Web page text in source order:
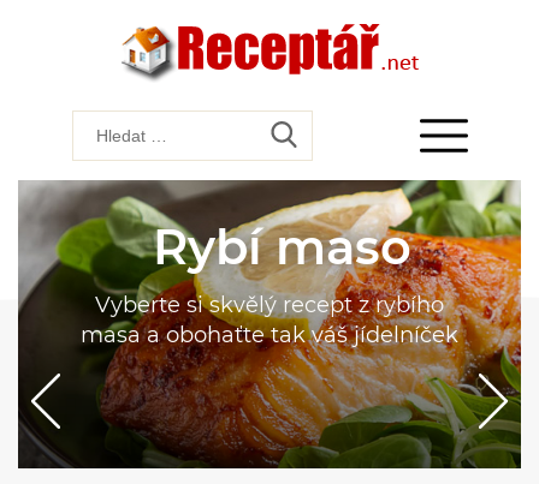
Rybí maso
Vyberte si skvělý recept z rybího
masa a obohaťte tak váš jídelníček